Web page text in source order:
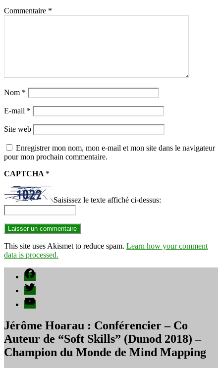
Commentaire *
Nom *
E-mail *
Site web
Enregistrer mon nom, mon e-mail et mon site dans le navigateur
pour mon prochain commentaire.
CAPTCHA *
Saisissez le texte affiché ci-dessus:
This site uses Akismet to reduce spam. Learn how your comment
data is processed.
Facebook
Twitter
YouTube
Jérôme Hoarau : Conférencier – Co
Auteur de “Soft Skills” (Dunod 2018) –
Champion du Monde de Mind Mapping